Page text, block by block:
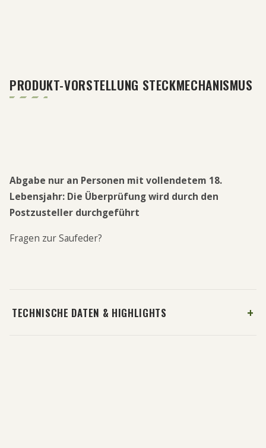
PRODUKT-VORSTELLUNG STECKMECHANISMUS
Abgabe nur an Personen mit vollendetem 18.
Lebensjahr: Die Überprüfung wird durch den
Postzusteller durchgeführt
Fragen zur Saufeder?
TECHNISCHE DATEN & HIGHLIGHTS